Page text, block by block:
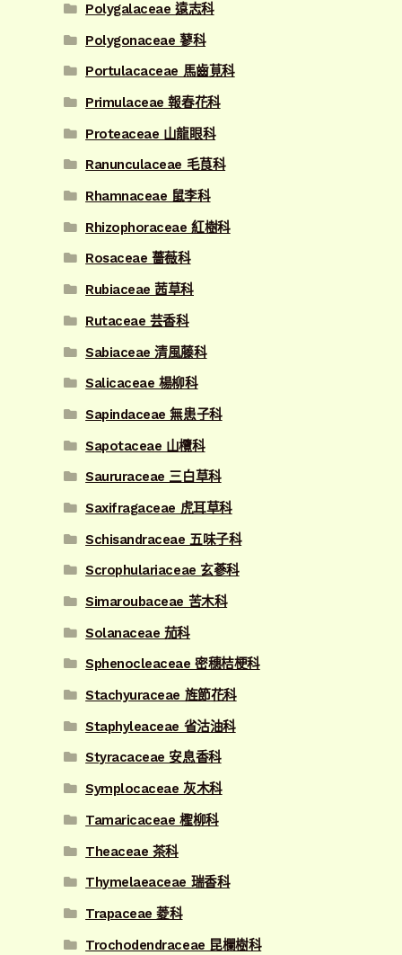
Polygalaceae 遠志科
Polygonaceae 蓼科
Portulacaceae 馬齒莧科
Primulaceae 報春花科
Proteaceae 山龍眼科
Ranunculaceae 毛茛科
Rhamnaceae 鼠李科
Rhizophoraceae 紅樹科
Rosaceae 薔薇科
Rubiaceae 茜草科
Rutaceae 芸香科
Sabiaceae 清風藤科
Salicaceae 楊柳科
Sapindaceae 無患子科
Sapotaceae 山欖科
Saururaceae 三白草科
Saxifragaceae 虎耳草科
Schisandraceae 五味子科
Scrophulariaceae 玄蔘科
Simaroubaceae 苦木科
Solanaceae 茄科
Sphenocleaceae 密穗桔梗科
Stachyuraceae 旌節花科
Staphyleaceae 省沽油科
Styracaceae 安息香科
Symplocaceae 灰木科
Tamaricaceae 檉柳科
Theaceae 茶科
Thymelaeaceae 瑞香科
Trapaceae 菱科
Trochodendraceae 昆欄樹科